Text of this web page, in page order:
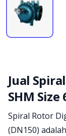
Jual
SHM Size
Product
Spiral Rotor
(DN150)